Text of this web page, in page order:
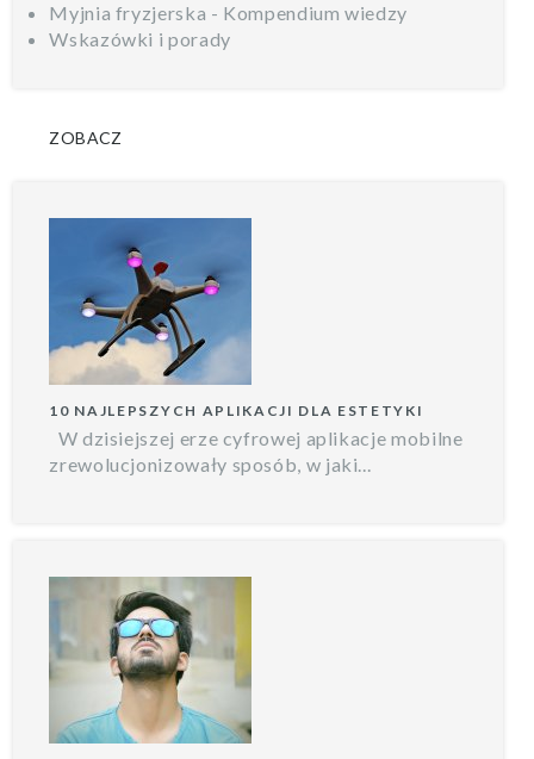
Myjnia fryzjerska - Kompendium wiedzy
Wskazówki i porady
ZOBACZ
10 NAJLEPSZYCH APLIKACJI DLA ESTETYKI
W dzisiejszej erze cyfrowej aplikacje mobilne
zrewolucjonizowały sposób, w jaki...